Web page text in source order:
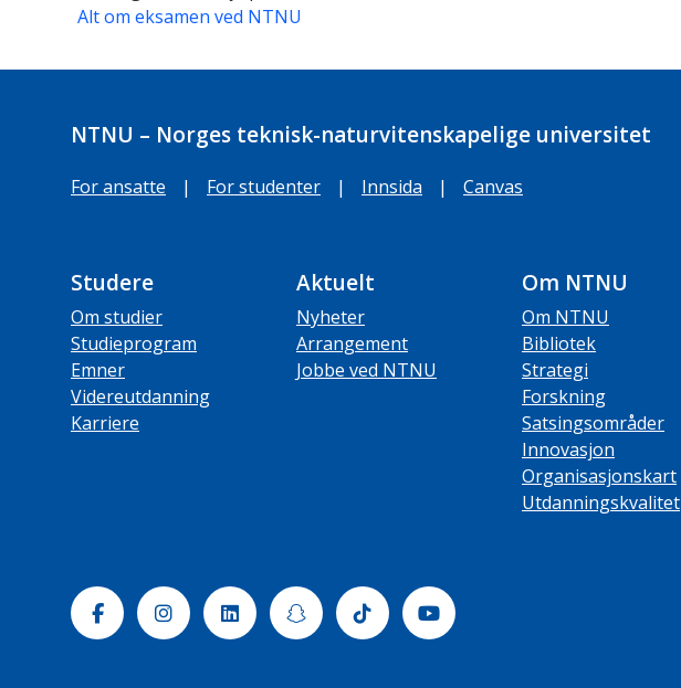
Alt om eksamen ved NTNU
NTNU – Norges teknisk-naturvitenskapelige universitet
For ansatte | For studenter | Innsida | Canvas
Studere
Om studier
Studieprogram
Emner
Videreutdanning
Karriere
Aktuelt
Nyheter
Arrangement
Jobbe ved NTNU
Om NTNU
Om NTNU
Bibliotek
Strategi
Forskning
Satsingsområder
Innovasjon
Organisasjonskart
Utdanningskvalitet
FacebookInstagramLinkedinSnapchatTiktok Youtube